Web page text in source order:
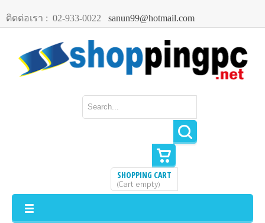
ติดต่อเรา : 02-933-0022 sanun99@hotmail.com
SHOPPING CART
(Cart empty)